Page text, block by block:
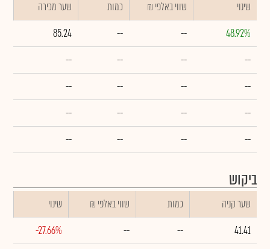
שינוי ₪ שווי באלפי כמות
שער מכירה
48.92%
--
--
85.24
--
--
--
--
--
--
--
--
--
--
--
--
--
--
--
--
ביקוש
שער קניה כמות ₪ שווי באלפי
שינוי
41.41
--
--
-27.66%